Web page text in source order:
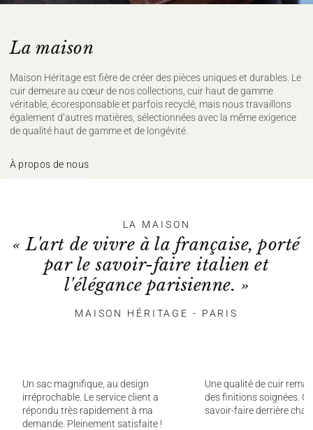
La maison
Maison Héritage est fière de créer des pièces uniques et durables. Le
cuir demeure au cœur de nos collections, cuir haut de gamme
véritable, écoresponsable et parfois recyclé, mais nous travaillons
également d’autres matières, sélectionnées avec la même exigence
de qualité haut de gamme et de longévité.
À propos de nous
LA MAISON
« L'art de vivre à la française, porté
par le savoir-faire italien et
l'élégance parisienne. »
MAISON HÉRITAGE - PARIS
Un sac magnifique, au design
irréprochable. Le service client a
répondu très rapidement à ma
demande. Pleinement satisfaite !
Une qualité de cuir
des finitions soignées.
savoir-faire derrière